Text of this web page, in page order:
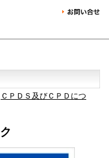
ＣＰＤＳ及びＣＰＤにつ